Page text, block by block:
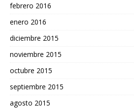
febrero 2016
enero 2016
diciembre 2015
noviembre 2015
octubre 2015
septiembre 2015
agosto 2015